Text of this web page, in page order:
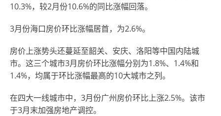
10.3%，较2月份10.6%的同比涨幅回落。
3月份海口房价环比涨幅居首，为2.6%。
房价上涨势头还蔓延至韶关、安庆、洛阳等中国内陆城
市。这三个城市3月房价环比涨幅分别为1.8%、1.4%和
1.4%，均属于环比涨幅最高的10大城市之列。
在四大一线城市中，3月份广州房价环比上涨2.5%。该市
于3月末加强房地产调控。